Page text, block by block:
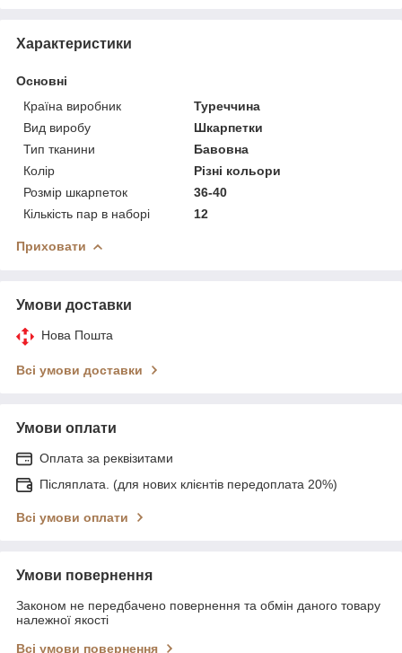
Характеристики
Основні
Країна виробник
Туреччина
Вид виробу
Шкарпетки
Тип тканини
Бавовна
Колір
Різні кольори
Розмір шкарпеток
36-40
Кількість пар в наборі
12
Приховати
Умови доставки
Нова Пошта
Всі умови доставки
Умови оплати
Оплата за реквізитами
Післяплата. (для нових клієнтів передоплата 20%)
Всі умови оплати
Умови повернення
Законом не передбачено повернення та обмін даного товару
належної якості
Всі умови повернення